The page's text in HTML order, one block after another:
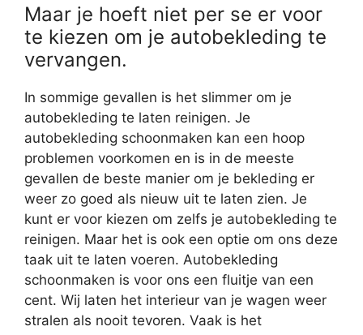
Maar je hoeft niet per se er voor
te kiezen om je autobekleding te
vervangen.
In sommige gevallen is het slimmer om je
autobekleding te laten reinigen. Je
autobekleding schoonmaken kan een hoop
problemen voorkomen en is in de meeste
gevallen de beste manier om je bekleding er
weer zo goed als nieuw uit te laten zien. Je
kunt er voor kiezen om zelfs je autobekleding te
reinigen. Maar het is ook een optie om ons deze
taak uit te laten voeren. Autobekleding
schoonmaken is voor ons een fluitje van een
cent. Wij laten het interieur van je wagen weer
stralen als nooit tevoren. Vaak is het